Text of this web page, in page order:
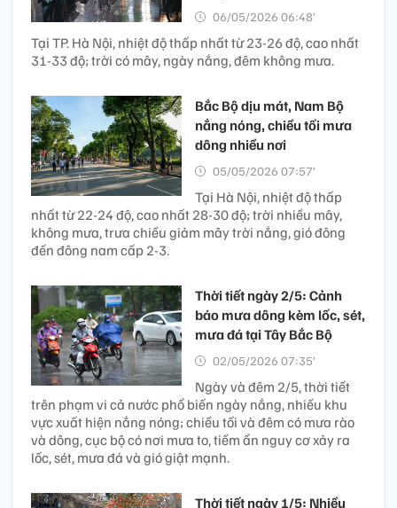
06/05/2026 06:48’
Tại TP. Hà Nội, nhiệt độ thấp nhất từ 23-26 độ, cao nhất
31-33 độ; trời có mây, ngày nắng, đêm không mưa.
Bắc Bộ dịu mát, Nam Bộ
nắng nóng, chiều tối mưa
dông nhiều nơi
05/05/2026 07:57’
Tại Hà Nội, nhiệt độ thấp
nhất từ 22-24 độ, cao nhất 28-30 độ; trời nhiều mây,
không mưa, trưa chiều giảm mây trời nắng, gió đông
đến đông nam cấp 2-3.
Thời tiết ngày 2/5: Cảnh
báo mưa dông kèm lốc, sét,
mưa đá tại Tây Bắc Bộ
02/05/2026 07:35’
Ngày và đêm 2/5, thời tiết
trên phạm vi cả nước phổ biến ngày nắng, nhiều khu
vực xuất hiện nắng nóng; chiều tối và đêm có mưa rào
và dông, cục bộ có nơi mưa to, tiềm ẩn nguy cơ xảy ra
lốc, sét, mưa đá và gió giật mạnh.
Thời tiết ngày 1/5: Nhiều